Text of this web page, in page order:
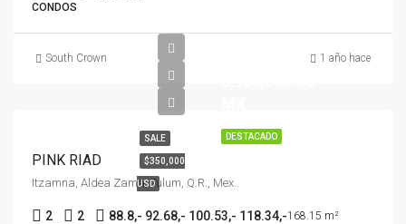
CONDOS
South Crown 1 año hace
DESTACADO
SALE
$350,000
USD
PINK RIAD
Itzamna, Aldea Zama, Tulum, Q.R., Mex..
2 2 88.8,- 92.68,- 100.53,- 118.34,-168.15 m²